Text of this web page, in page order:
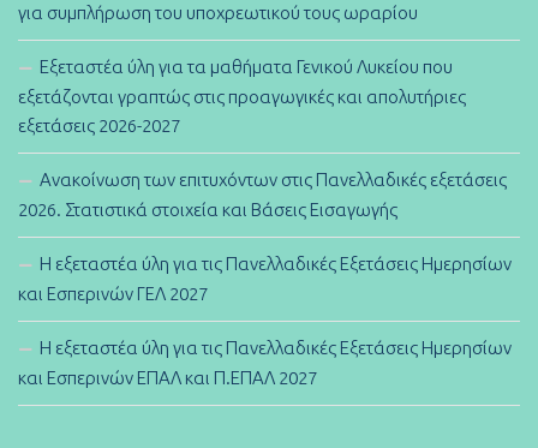
για συμπλήρωση του υποχρεωτικού τους ωραρίου
Εξεταστέα ύλη για τα μαθήματα Γενικού Λυκείου που
εξετάζονται γραπτώς στις προαγωγικές και απολυτήριες
εξετάσεις 2026-2027
Ανακοίνωση των επιτυχόντων στις Πανελλαδικές εξετάσεις
2026. Στατιστικά στοιχεία και Βάσεις Εισαγωγής
Η εξεταστέα ύλη για τις Πανελλαδικές Εξετάσεις Ημερησίων
και Εσπερινών ΓΕΛ 2027
Η εξεταστέα ύλη για τις Πανελλαδικές Εξετάσεις Ημερησίων
και Εσπερινών ΕΠΑΛ και Π.ΕΠΑΛ 2027